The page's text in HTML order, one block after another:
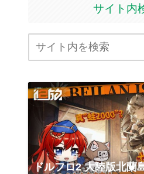
サイト内
ドルフロ2 大陸版北蘭